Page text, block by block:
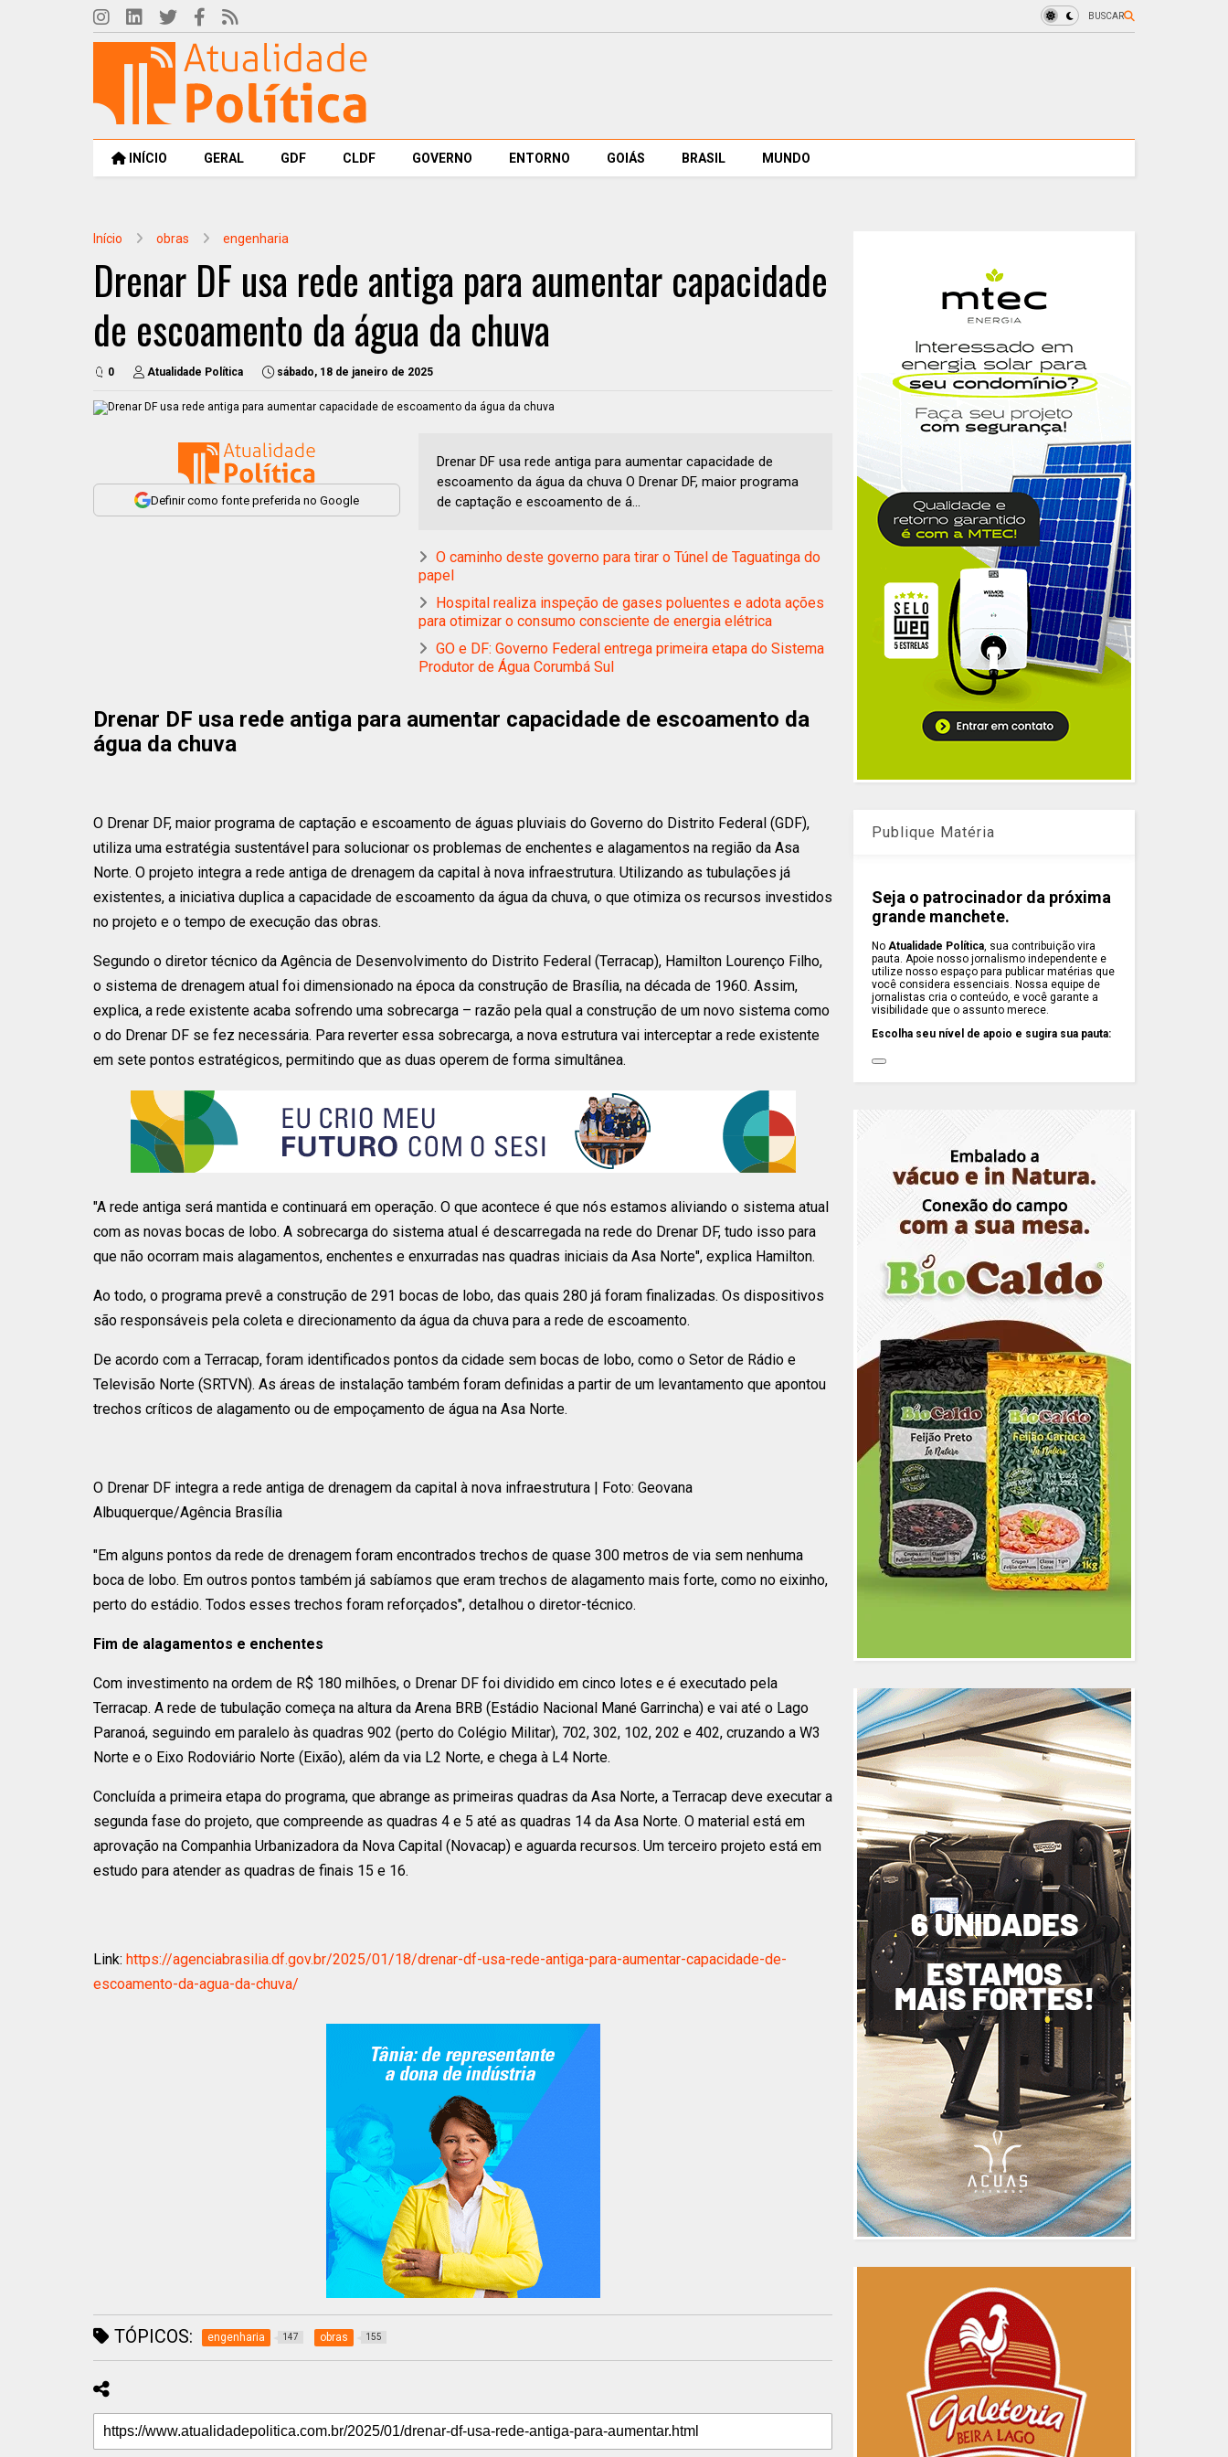
BUSCAR
INÍCIO GERAL GDF CLDF GOVERNO ENTORNO GOIÁS BRASIL MUNDO
Início obras engenharia
Drenar DF usa rede antiga para aumentar capacidade
de escoamento da água da chuva
0 Atualidade Política sábado, 18 de janeiro de 2025
Definir como fonte preferida no Google
Drenar DF usa rede antiga para aumentar capacidade de
escoamento da água da chuva O Drenar DF, maior programa
de captação e escoamento de á...
O caminho deste governo para tirar o Túnel de Taguatinga do
papel
Hospital realiza inspeção de gases poluentes e adota ações
para otimizar o consumo consciente de energia elétrica
GO e DF: Governo Federal entrega primeira etapa do Sistema
Produtor de Água Corumbá Sul
Drenar DF usa rede antiga para aumentar capacidade de escoamento da
água da chuva
O Drenar DF, maior programa de captação e escoamento de águas pluviais do Governo do Distrito Federal (GDF),
utiliza uma estratégia sustentável para solucionar os problemas de enchentes e alagamentos na região da Asa
Norte. O projeto integra a rede antiga de drenagem da capital à nova infraestrutura. Utilizando as tubulações já
existentes, a iniciativa duplica a capacidade de escoamento da água da chuva, o que otimiza os recursos investidos
no projeto e o tempo de execução das obras.
Segundo o diretor técnico da Agência de Desenvolvimento do Distrito Federal (Terracap), Hamilton Lourenço Filho,
o sistema de drenagem atual foi dimensionado na época da construção de Brasília, na década de 1960. Assim,
explica, a rede existente acaba sofrendo uma sobrecarga – razão pela qual a construção de um novo sistema como
o do Drenar DF se fez necessária. Para reverter essa sobrecarga, a nova estrutura vai interceptar a rede existente
em sete pontos estratégicos, permitindo que as duas operem de forma simultânea.
"A rede antiga será mantida e continuará em operação. O que acontece é que nós estamos aliviando o sistema atual
com as novas bocas de lobo. A sobrecarga do sistema atual é descarregada na rede do Drenar DF, tudo isso para
que não ocorram mais alagamentos, enchentes e enxurradas nas quadras iniciais da Asa Norte", explica Hamilton.
Ao todo, o programa prevê a construção de 291 bocas de lobo, das quais 280 já foram finalizadas. Os dispositivos
são responsáveis pela coleta e direcionamento da água da chuva para a rede de escoamento.
De acordo com a Terracap, foram identificados pontos da cidade sem bocas de lobo, como o Setor de Rádio e
Televisão Norte (SRTVN). As áreas de instalação também foram definidas a partir de um levantamento que apontou
trechos críticos de alagamento ou de empoçamento de água na Asa Norte.
O Drenar DF integra a rede antiga de drenagem da capital à nova infraestrutura | Foto: Geovana
Albuquerque/Agência Brasília
"Em alguns pontos da rede de drenagem foram encontrados trechos de quase 300 metros de via sem nenhuma
boca de lobo. Em outros pontos também já sabíamos que eram trechos de alagamento mais forte, como no eixinho,
perto do estádio. Todos esses trechos foram reforçados", detalhou o diretor-técnico.
Fim de alagamentos e enchentes
Com investimento na ordem de R$ 180 milhões, o Drenar DF foi dividido em cinco lotes e é executado pela
Terracap. A rede de tubulação começa na altura da Arena BRB (Estádio Nacional Mané Garrincha) e vai até o Lago
Paranoá, seguindo em paralelo às quadras 902 (perto do Colégio Militar), 702, 302, 102, 202 e 402, cruzando a W3
Norte e o Eixo Rodoviário Norte (Eixão), além da via L2 Norte, e chega à L4 Norte.
Concluída a primeira etapa do programa, que abrange as primeiras quadras da Asa Norte, a Terracap deve executar a
segunda fase do projeto, que compreende as quadras 4 e 5 até as quadras 14 da Asa Norte. O material está em
aprovação na Companhia Urbanizadora da Nova Capital (Novacap) e aguarda recursos. Um terceiro projeto está em
estudo para atender as quadras de finais 15 e 16.
Link: https://agenciabrasilia.df.gov.br/2025/01/18/drenar-df-usa-rede-antiga-para-aumentar-capacidade-de-
escoamento-da-agua-da-chuva/
TÓPICOS: engenharia 147 obras 155
Publique Matéria
Seja o patrocinador da próxima
grande manchete.
NoAtualidade Política, sua contribuição vira
pauta. Apoie nosso jornalismo independente e
utilize nosso espaço para publicar matérias que
você considera essenciais. Nossa equipe de
jornalistas cria o conteúdo, e você garante a
visibilidade que o assunto merece.
Escolha seu nível de apoio e sugira sua pauta: